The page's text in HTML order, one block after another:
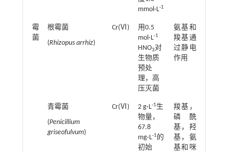
mmol·L-1
霉
菌
根霉菌
(Rhizopus arrhiz)
Cr(Ⅵ)
用0.5
mol·L-1
HNO3对
生物质
预处
理，高
压灭菌
氨基和
羧基通
过静电
作用
青霉菌
(Penicillium
griseofulvum)
Cr(Ⅵ) 2 g·L-1生
物量，
67.8
mg·L-1 的
初始
羧基，
磷酰
基，羟
基，氨
基和咪